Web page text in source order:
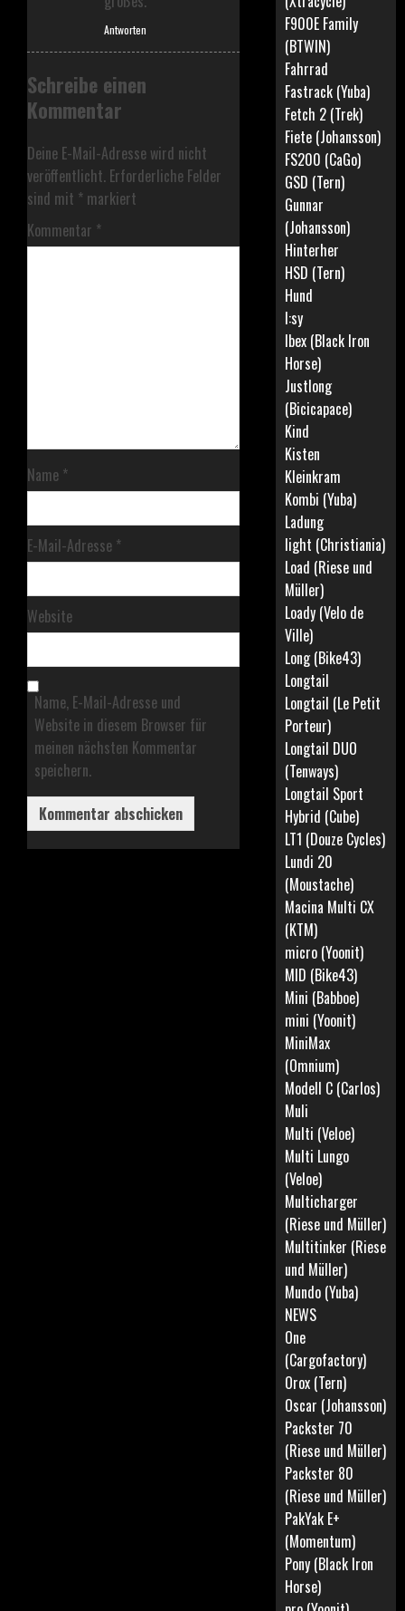
Antworten
Schreibe einen
Kommentar
Deine E-Mail-Adresse wird nicht
veröffentlicht. Erforderliche Felder
sind mit * markiert
Kommentar *
Name *
E-Mail-Adresse *
Website
Name, E-Mail-Adresse und
Website in diesem Browser für
meinen nächsten Kommentar
speichern.
F900E Family
(BTWIN)
Fahrrad
Fastrack (Yuba)
Fetch 2 (Trek)
Fiete (Johansson)
FS200 (CaGo)
GSD (Tern)
Gunnar
(Johansson)
Hinterher
HSD (Tern)
Hund
I:sy
Ibex (Black Iron
Horse)
Justlong
(Bicicapace)
Kind
Kisten
Kleinkram
Kombi (Yuba)
Ladung
light (Christiania)
Load (Riese und
Müller)
Loady (Velo de
Ville)
Long (Bike43)
Longtail
Longtail (Le Petit
Porteur)
Longtail DUO
(Tenways)
Longtail Sport
Hybrid (Cube)
LT1 (Douze Cycles)
Lundi 20
(Moustache)
Macina Multi CX
(KTM)
micro (Yoonit)
MID (Bike43)
Mini (Babboe)
mini (Yoonit)
MiniMax
(Omnium)
Modell C (Carlos)
Muli
Multi (Veloe)
Multi Lungo
(Veloe)
Multicharger
(Riese und Müller)
Multitinker (Riese
und Müller)
Mundo (Yuba)
NEWS
One
(Cargofactory)
Orox (Tern)
Oscar (Johansson)
Packster 70
(Riese und Müller)
Packster 80
(Riese und Müller)
PakYak E+
(Momentum)
Pony (Black Iron
Horse)